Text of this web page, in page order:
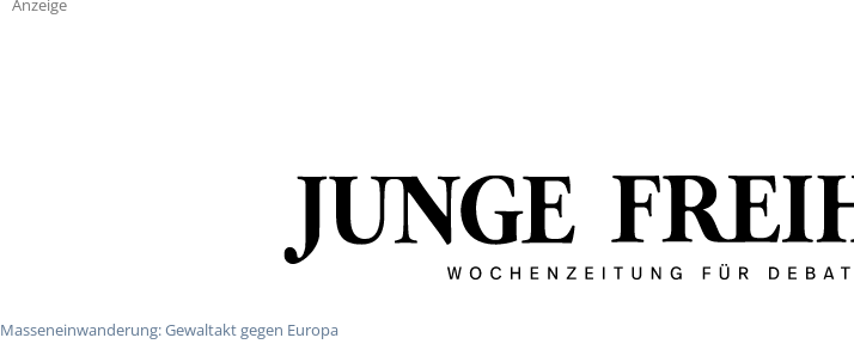
Anzeige
Masseneinwanderung: Gewaltakt gegen Europa